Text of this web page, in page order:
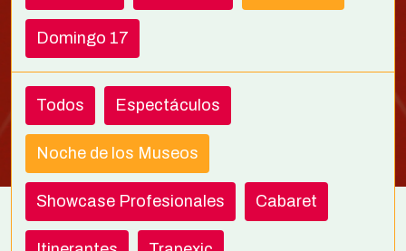
Domingo 17
Todos Espectáculos
Noche de los Museos
Showcase Profesionales Cabaret